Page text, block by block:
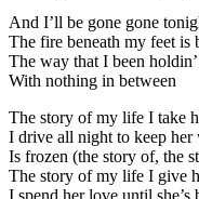
And I’ll be gone gone
The fire beneath my feet is
The way that I been
With nothing in between
The story of my life I take
I drive all night to keep her
Is frozen (the story of, the
The story of my life I give
I spend her love until she’s